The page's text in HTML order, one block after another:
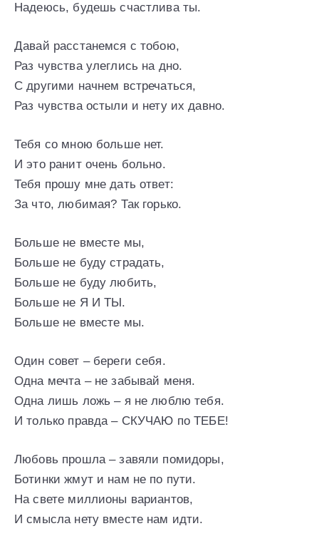
Надеюсь, будешь счастлива ты.
Давай расстанемся с тобою,
Раз чувства улеглись на дно.
С другими начнем встречаться,
Раз чувства остыли и нету их давно.
Тебя со мною больше нет.
И это ранит очень больно.
Тебя прошу мне дать ответ:
За что, любимая? Так горько.
Больше не вместе мы,
Больше не буду страдать,
Больше не буду любить,
Больше не Я И ТЫ.
Больше не вместе мы.
Один совет – береги себя.
Одна мечта – не забывай меня.
Одна лишь ложь – я не люблю тебя.
И только правда – СКУЧАЮ по ТЕБЕ!
Любовь прошла – завяли помидоры,
Ботинки жмут и нам не по пути.
На свете миллионы вариантов,
И смысла нету вместе нам идти.